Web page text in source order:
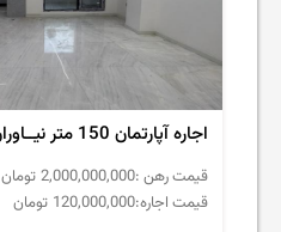
اجاره آپارتمان 150 متر نیــاوران
قیمت رهن :2,000,000,000 تومان
قیمت اجاره:120,000,000 تومان